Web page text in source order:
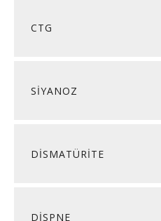
CTG
SİYANOZ
DİSMATÜRİTE
DİSPNE